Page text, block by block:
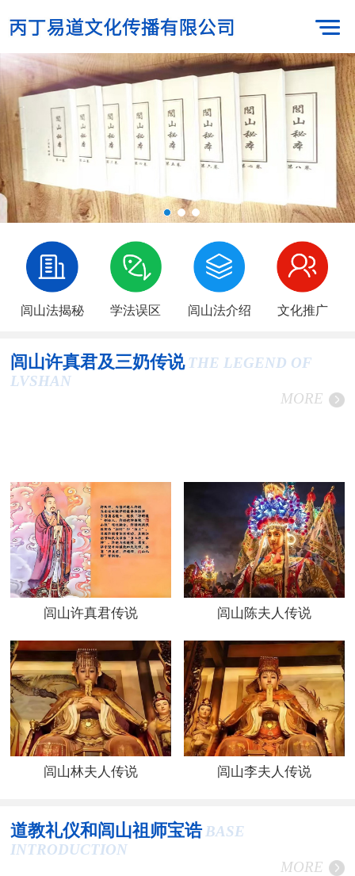
闾山法揭秘 学法误区 闾山法介绍 文化推广
闾山许真君及三奶传说 THE LEGEND OF
LVSHAN
MORE
闾山许真君传说 闾山陈夫人传说
闾山林夫人传说 闾山李夫人传说
道教礼仪和闾山祖师宝诰 BASE
INTRODUCTION
MORE